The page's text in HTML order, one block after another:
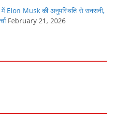
Musk की अनुपस्थिति से सनसनी,
February 21, 2026